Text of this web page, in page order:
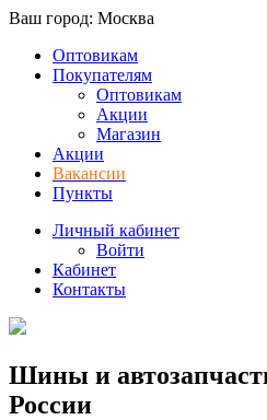
Ваш город: Москва
Оптовикам
Покупателям
Оптовикам
Акции
Магазин
Акции
Вакансии
Пункты
Личный кабинет
Войти
Кабинет
Контакты
Шины и
России